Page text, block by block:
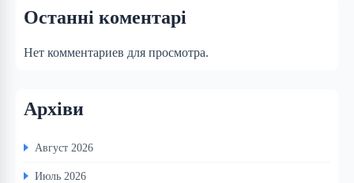
Останні коментарі
Нет комментариев для просмотра.
Архіви
Август 2026
Июль 2026